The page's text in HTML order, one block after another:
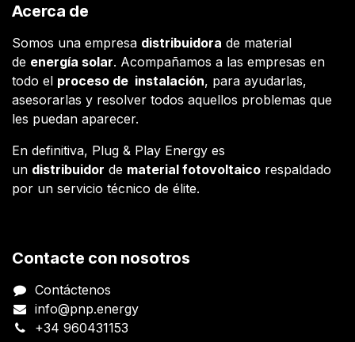
Acerca de
Somos una empresa distribuidora de material
de energía solar. Acompañamos a las empresas en
todo el proceso de instalación, para ayudarlas,
asesorarlas y resolver todos aquellos problemas que
les puedan aparecer.
En definitiva, Plug & Play Energy es
un distribuidor de material fotovoltaico respaldado
por un servicio técnico de élite.
Contacte con nosotros
Contáctenos
info@pnp.energy
+34 960431153